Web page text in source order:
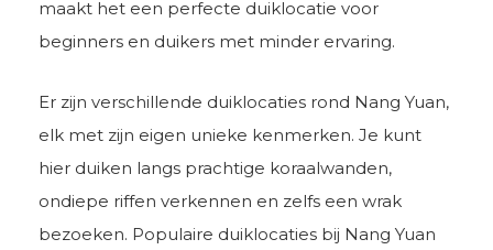
maakt het een perfecte duiklocatie voor
beginners en duikers met minder ervaring.
Er zijn verschillende duiklocaties rond Nang Yuan,
elk met zijn eigen unieke kenmerken. Je kunt
hier duiken langs prachtige koraalwanden,
ondiepe riffen verkennen en zelfs een wrak
bezoeken. Populaire duiklocaties bij Nang Yuan